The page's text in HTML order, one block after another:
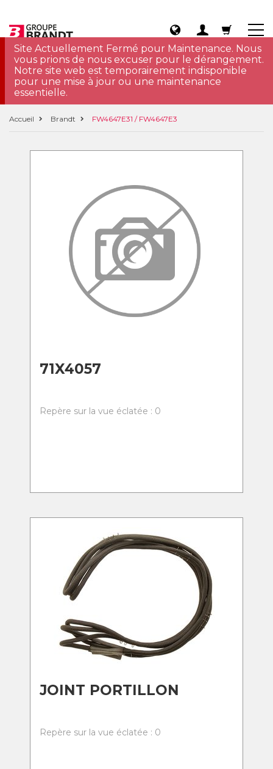
Site Actuellement Fermé pour Maintenance. Nous
vous prions de nous excuser pour le dérangement.
Notre site web est temporairement indisponible
pour une mise à jour ou une maintenance
essentielle.
Accueil Brandt FW4647E31 / FW4647E3
71X4057
Repère sur la vue éclatée : 0
JOINT PORTILLON
Repère sur la vue éclatée : 0